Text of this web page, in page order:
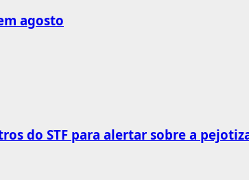
agosto
do STF para alertar sobre a